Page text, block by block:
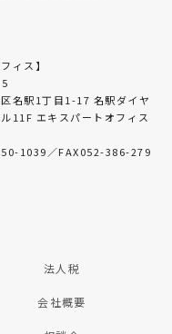
ィス】
名駅1丁目1-17 名駅ダイヤ
11F エキスパートオフィス
1039／FAX052-386-279
法人税
会社概要